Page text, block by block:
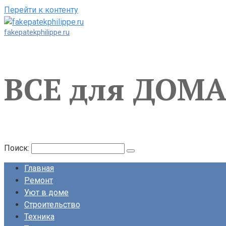
Перейти к контенту
fakepatekphilippe.ru
ВСЕ для
Поиск:
Главная
Ремонт
Уют в доме
Строительство
Техника